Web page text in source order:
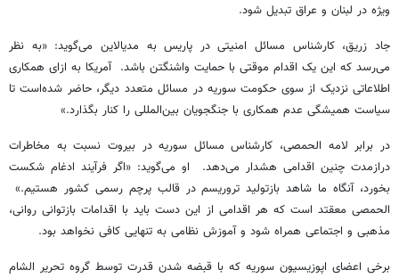
ویژه در لبنان و عراق تبدیل شود.
جاد زریق، کارشناس مسائل امنیتی در پاریس به مدیالاین می‌گوید: «به نظر
می‌رسد که این یک اقدام موقتی با حمایت واشنگتن باشد. آمریکا به ازای همکاری
اطلاعاتی نزدیک از سوی حکومت سوریه در مسائل متعدد دیگر، حاضر شده‌است تا
سیاست همیشگی عدم همکاری با جنگجویان بین‌المللی را کنار بگذارد.»
در برابر لامه الحمصی، کارشناس مسائل سوریه در بیروت نسبت به مخاطرات
درازمدت چنین اقدامی هشدار می‌دهد. او می‌گوید: «اگر فرآیند ادغام شکست
بخورد، آنگاه ما شاهد بازتولید تروریسم در قالب پرچم رسمی کشور هستیم.»
الحمصی معقتد است که هر اقدامی از این دست باید با اقدامات بازتوانی روانی،
مذهبی و اجتماعی همراه شود و آموزش نظامی به تنهایی کافی نخواهد بود.
برخی اعضای اپوزیسیون سوریه که با قبضه شدن قدرت توسط گروه تحریر الشام